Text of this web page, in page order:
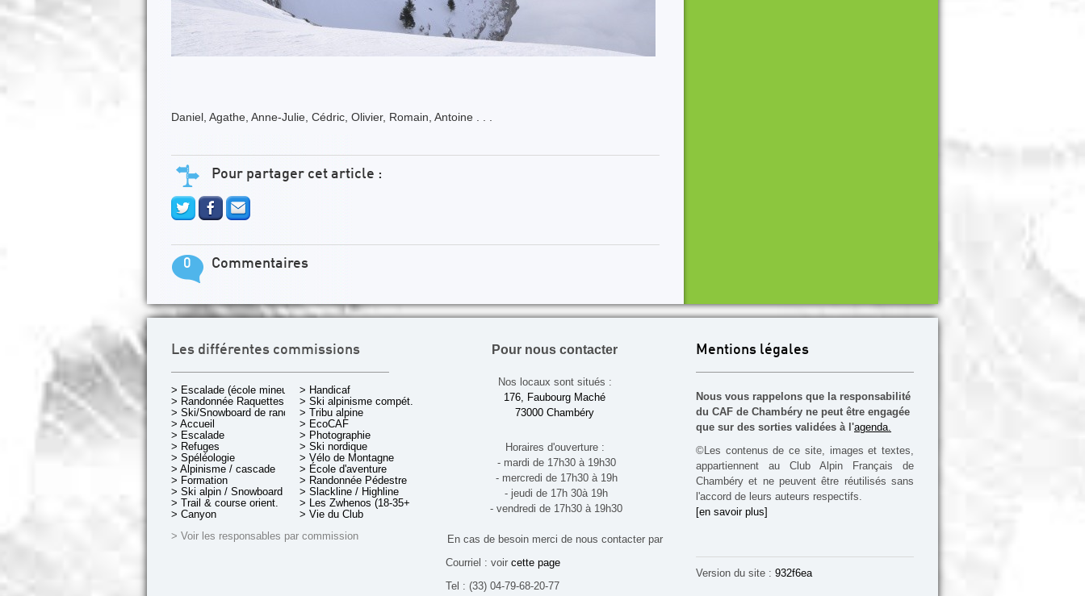
Daniel, Agathe, Anne-Julie, Cédric, Olivier, Romain, Antoine . . .
Pour partager cet article :
0 Commentaires
Les différentes commissions
> Escalade (école mineurs)
> Randonnée Raquettes
> Ski/Snowboard de rando.
> Accueil
> Escalade
> Refuges
> Spéléologie
> Alpinisme / cascade
> Formation
> Ski alpin / Snowboard
> Trail & course orient.
> Canyon
> Handicaf
> Ski alpinisme compét.
> Tribu alpine
> EcoCAF
> Photographie
> Ski nordique
> Vélo de Montagne
> École d'aventure
> Randonnée Pédestre
> Slackline / Highline
> Les Zwhenos (18-35+ ans)
> Vie du Club
> Voir les responsables par commission
Pour nous contacter
Nos locaux sont situés :
176, Faubourg Maché
73000 Chambéry
Horaires d'ouverture :
- mardi de 17h30 à 19h30
- mercredi de 17h30 à 19h
- jeudi de 17h 30à 19h
- vendredi de 17h30 à 19h30
En cas de besoin merci de nous contacter par
Courriel : voir cette page
Tel : (33) 04-79-68-20-77
Mentions légales
Nous vous rappelons que la responsabilité
du CAF de Chambéry ne peut être engagée
que sur des sorties validées à l'agenda.
©Les contenus de ce site, images et textes,
appartiennent au Club Alpin Français de
Chambéry et ne peuvent être réutilisés sans
l'accord de leurs auteurs respectifs.
[en savoir plus]
Version du site : 932f6ea